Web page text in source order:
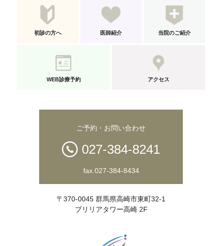
初診の方へ 医師紹介 当院のご紹介
WEB診療予約 アクセス
ご予約・お問い合わせ
027-384-8241
fax.027-384-8434
〒370-0045 群馬県高崎市東町32-1
ブリリアタワー高崎 2F